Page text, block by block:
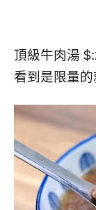
頂級牛肉湯
看到是限量